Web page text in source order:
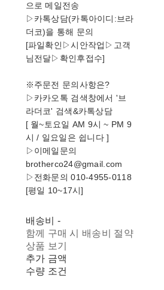
으로 메일전송
▷카톡상담(카톡아이디:브라
더코)을 통해 문의
[파일확인▷시안작업▷고객
님전달▷확인후접수]
※주문전 문의사항은?
▷카카오톡 검색창에서 '브
라더코' 검색&카톡상담
[ 월~토요일 AM 9시 ~ PM 9
시 / 일요일은 쉽니다 ]
▷이메일문의
brotherco24@gmail.com
▷전화문의 010-4955-0118
[평일 10~17시]
배송비 -
함께 구매 시 배송비 절약
상품 보기
추가 금액
수량 조건